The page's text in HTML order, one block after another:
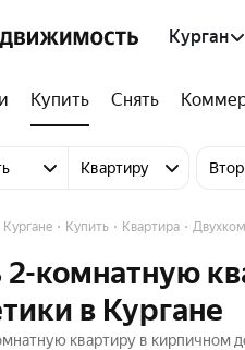
Курган
Купить Снять
Квартиру
Купить Квартира
2-комнатную
в Кургане
квартиру в кирпичном